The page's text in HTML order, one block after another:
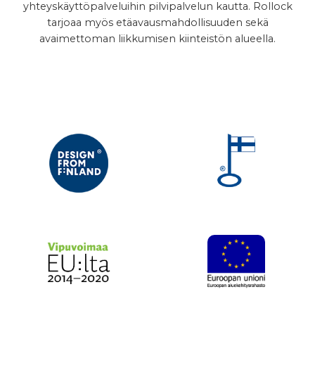
yhteyskäyttöpalveluihin pilvipalvelun kautta. Rollock
tarjoaa myös etäavausmahdollisuuden sekä
avaimettoman liikkumisen kiinteistön alueella.